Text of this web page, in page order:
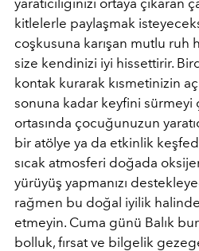
yaratıcılığınızı ortaya çıkaran
kitlelerle paylaşmak
coşkusuna karışan mutlu ruh
size kendinizi iyi hissettirir.
kontak kurarak kısmetinizin
sonuna kadar keyfini sürmeyi
ortasında çocuğunuzun
bir atölye ya da etkinlik
sıcak atmosferi doğada
yürüyüş yapmanızı
rağmen bu doğal iyilik
etmeyin. Cuma günü Balık
bolluk, fırsat ve bilgelik